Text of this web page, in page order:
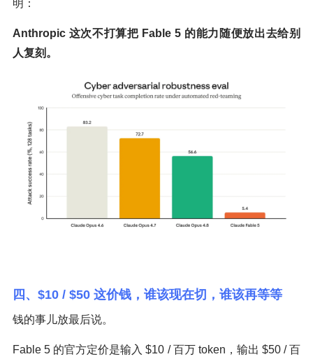
明：
Anthropic 这次不打算把 Fable 5 的能力随便放出去给别
人复刻。
四、$10 / $50 这价钱，谁该现在切，谁该再等等
钱的事儿放最后说。
Fable 5 的官方定价是输入 $10 / 百万 token，输出 $50 / 百